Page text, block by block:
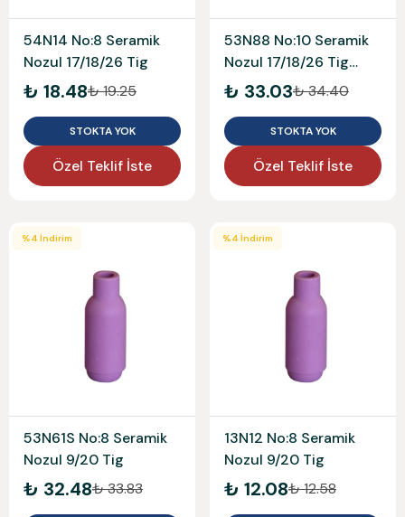
54N14 No:8 Seramik
Nozul 17/18/26 Tig
₺ 18.48₺ 19.25
STOKTA YOK
Özel Teklif İste
53N88 No:10 Seramik
Nozul 17/18/26 Tig
Large
₺ 33.03₺ 34.40
STOKTA YOK
Özel Teklif İste
%4 İndirim
53N61S No:8 Seramik
Nozul 9/20 Tig
₺ 32.48₺ 33.83
%4 İndirim
13N12 No:8 Seramik
Nozul 9/20 Tig
₺ 12.08₺ 12.58